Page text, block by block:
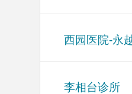
西园医院-永
李相台诊所